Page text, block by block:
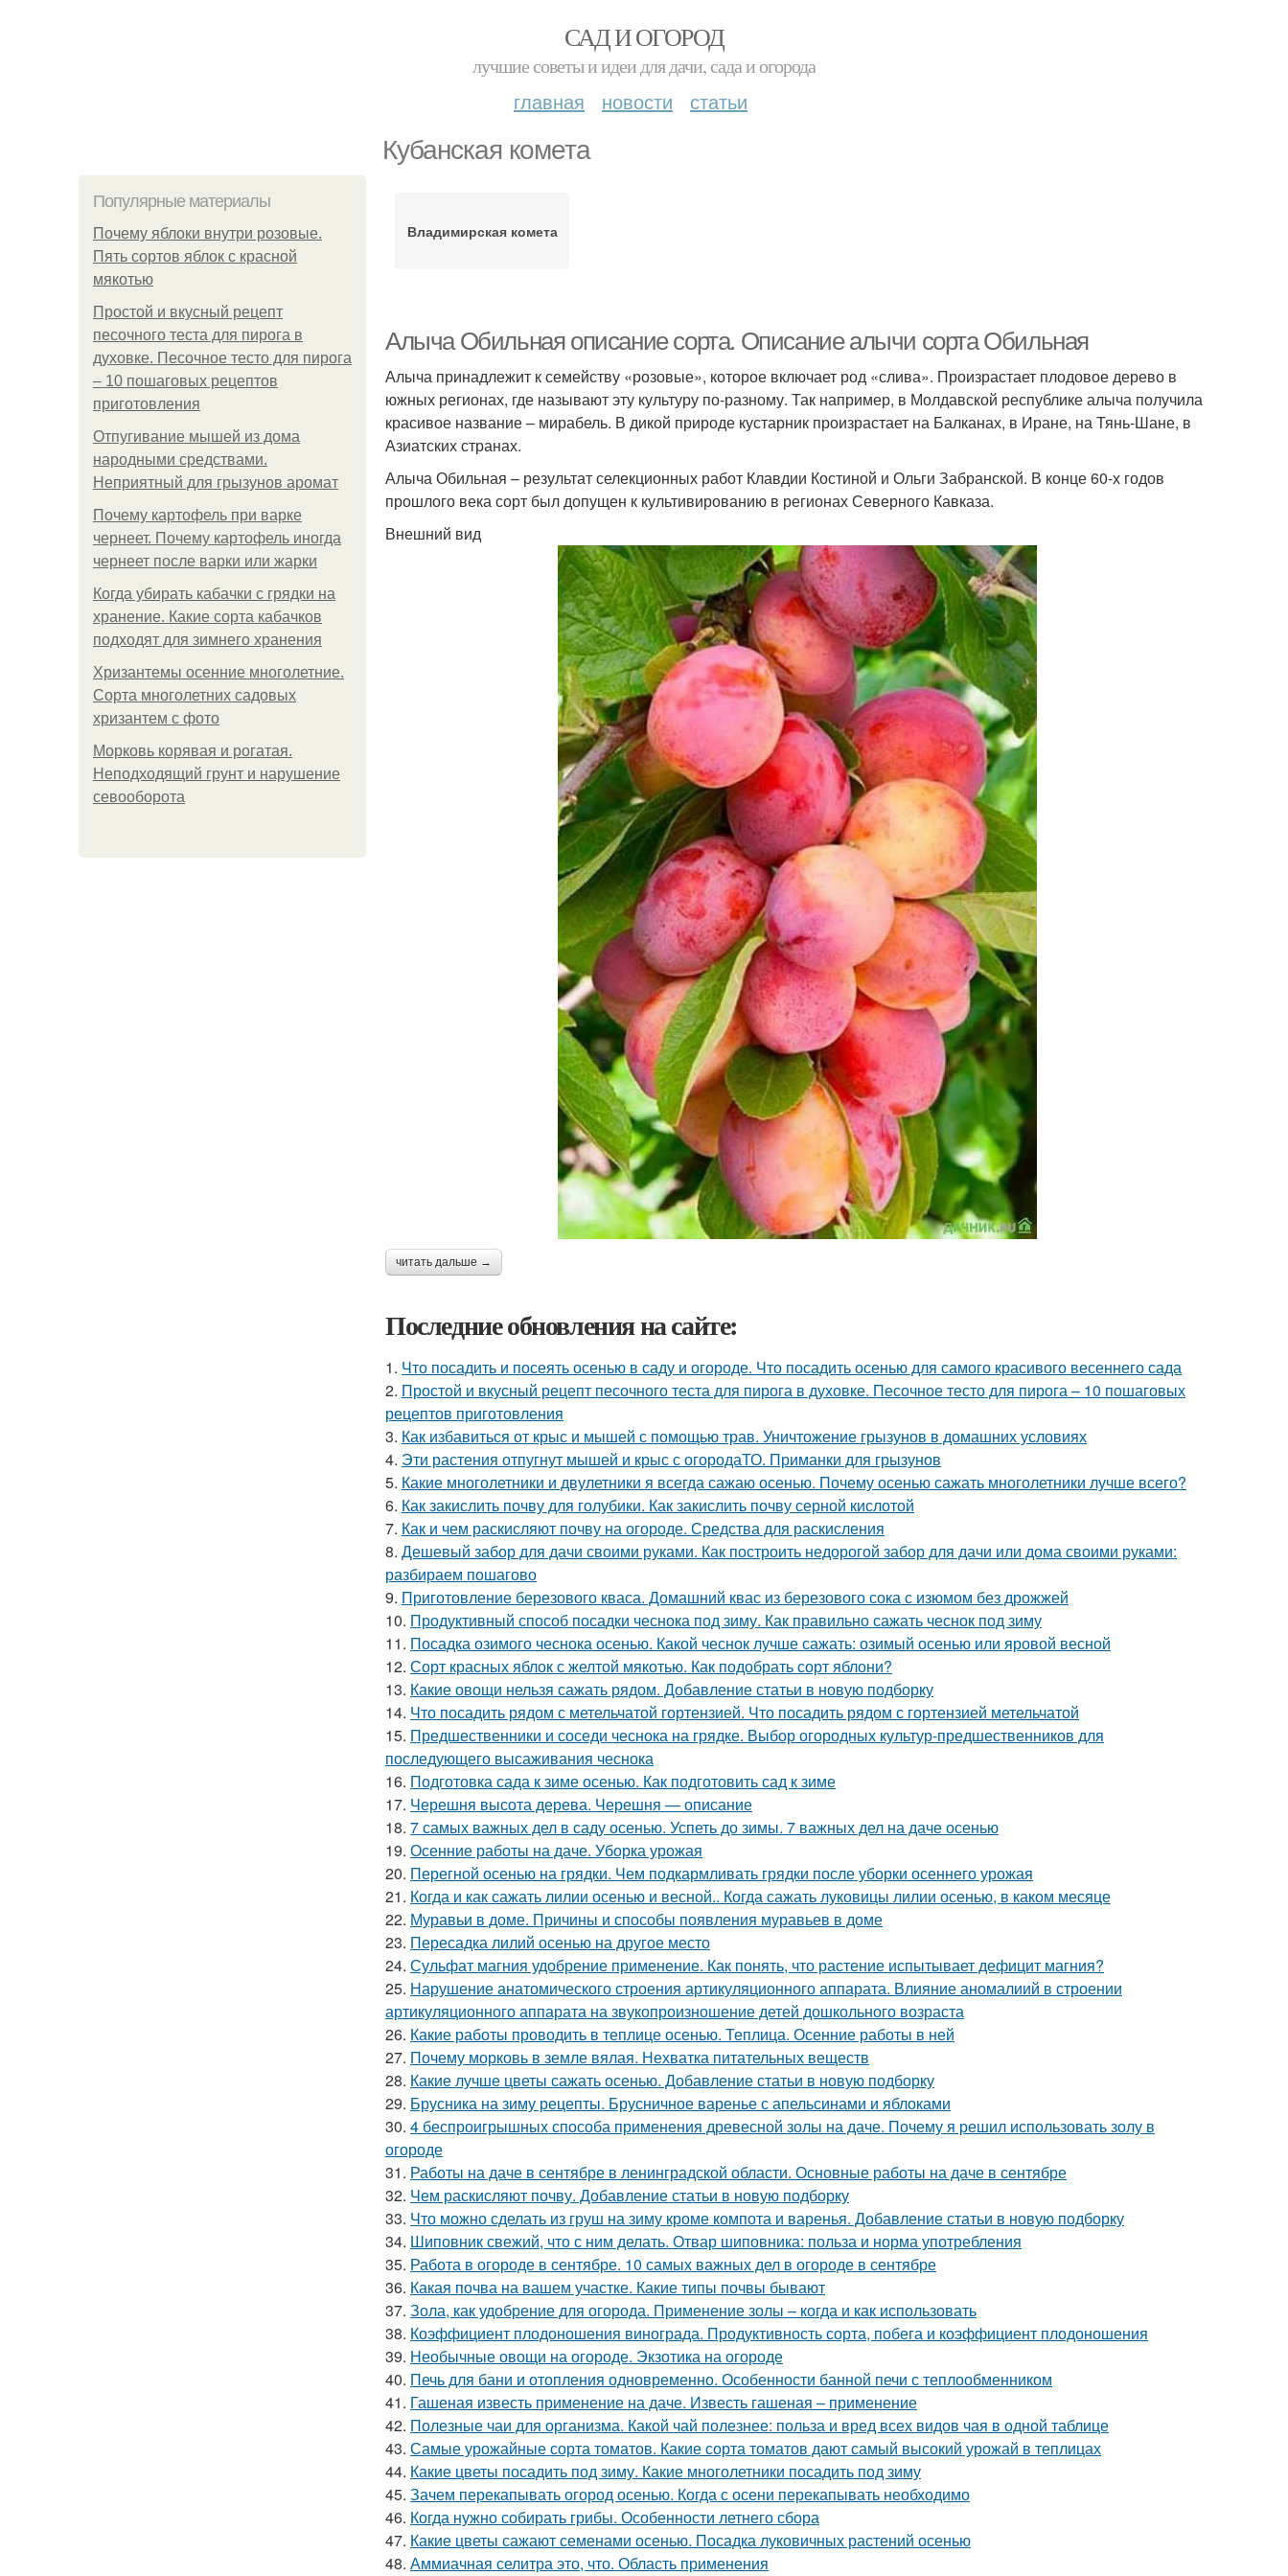
САД И ОГОРОД
лучшие советы и идеи для дачи, сада и огорода
главная новости статьи
Кубанская комета
Популярные материалы
Почему яблоки внутри розовые.
Пять сортов яблок с красной
мякотью
Простой и вкусный рецепт
песочного теста для пирога в
духовке. Песочное тесто для пирога
– 10 пошаговых рецептов
приготовления
Отпугивание мышей из дома
народными средствами.
Неприятный для грызунов аромат
Почему картофель при варке
чернеет. Почему картофель иногда
чернеет после варки или жарки
Когда убирать кабачки с грядки на
хранение. Какие сорта кабачков
подходят для зимнего хранения
Хризантемы осенние многолетние.
Сорта многолетних садовых
хризантем с фото
Морковь корявая и рогатая.
Неподходящий грунт и нарушение
севооборота
Владимирская комета
Алыча Обильная описание сорта. Описание алычи сорта Обильная
Алыча принадлежит к семейству «розовые», которое включает род «слива». Произрастает плодовое дерево в
южных регионах, где называют эту культуру по-разному. Так например, в Молдавской республике алыча получила
красивое название – мирабель. В дикой природе кустарник произрастает на Балканах, в Иране, на Тянь-Шане, в
Азиатских странах.
Алыча Обильная – результат селекционных работ Клавдии Костиной и Ольги Забранской. В конце 60-х годов
прошлого века сорт был допущен к культивированию в регионах Северного Кавказа.
Внешний вид
читать дальше →
Последние обновления на сайте:
1. Что посадить и посеять осенью в саду и огороде. Что посадить осенью для самого красивого весеннего сада
2. Простой и вкусный рецепт песочного теста для пирога в духовке. Песочное тесто для пирога – 10 пошаговых
рецептов приготовления
3. Как избавиться от крыс и мышей с помощью трав. Уничтожение грызунов в домашних условиях
4. Эти растения отпугнут мышей и крыс с огородаТО. Приманки для грызунов
5. Какие многолетники и двулетники я всегда сажаю осенью. Почему осенью сажать многолетники лучше всего?
6. Как закислить почву для голубики. Как закислить почву серной кислотой
7. Как и чем раскисляют почву на огороде. Средства для раскисления
8. Дешевый забор для дачи своими руками. Как построить недорогой забор для дачи или дома своими руками:
разбираем пошагово
9. Приготовление березового кваса. Домашний квас из березового сока с изюмом без дрожжей
10. Продуктивный способ посадки чеснока под зиму. Как правильно сажать чеснок под зиму
11. Посадка озимого чеснока осенью. Какой чеснок лучше сажать: озимый осенью или яровой весной
12. Сорт красных яблок с желтой мякотью. Как подобрать сорт яблони?
13. Какие овощи нельзя сажать рядом. Добавление статьи в новую подборку
14. Что посадить рядом с метельчатой гортензией. Что посадить рядом с гортензией метельчатой
15. Предшественники и соседи чеснока на грядке. Выбор огородных культур-предшественников для
последующего высаживания чеснока
16. Подготовка сада к зиме осенью. Как подготовить сад к зиме
17. Черешня высота дерева. Черешня — описание
18. 7 самых важных дел в саду осенью. Успеть до зимы. 7 важных дел на даче осенью
19. Осенние работы на даче. Уборка урожая
20. Перегной осенью на грядки. Чем подкармливать грядки после уборки осеннего урожая
21. Когда и как сажать лилии осенью и весной.. Когда сажать луковицы лилии осенью, в каком месяце
22. Муравьи в доме. Причины и способы появления муравьев в доме
23. Пересадка лилий осенью на другое место
24. Сульфат магния удобрение применение. Как понять, что растение испытывает дефицит магния?
25. Нарушение анатомического строения артикуляционного аппарата. Влияние аномалиий в строении
артикуляционного аппарата на звукопроизношение детей дошкольного возраста
26. Какие работы проводить в теплице осенью. Теплица. Осенние работы в ней
27. Почему морковь в земле вялая. Нехватка питательных веществ
28. Какие лучше цветы сажать осенью. Добавление статьи в новую подборку
29. Брусника на зиму рецепты. Брусничное варенье с апельсинами и яблоками
30. 4 беспроигрышных способа применения древесной золы на даче. Почему я решил использовать золу в
огороде
31. Работы на даче в сентябре в ленинградской области. Основные работы на даче в сентябре
32. Чем раскисляют почву. Добавление статьи в новую подборку
33. Что можно сделать из груш на зиму кроме компота и варенья. Добавление статьи в новую подборку
34. Шиповник свежий, что с ним делать. Отвар шиповника: польза и норма употребления
35. Работа в огороде в сентябре. 10 самых важных дел в огороде в сентябре
36. Какая почва на вашем участке. Какие типы почвы бывают
37. Зола, как удобрение для огорода. Применение золы – когда и как использовать
38. Коэффициент плодоношения винограда. Продуктивность сорта, побега и коэффициент плодоношения
39. Необычные овощи на огороде. Экзотика на огороде
40. Печь для бани и отопления одновременно. Особенности банной печи с теплообменником
41. Гашеная известь применение на даче. Известь гашеная – применение
42. Полезные чаи для организма. Какой чай полезнее: польза и вред всех видов чая в одной таблице
43. Самые урожайные сорта томатов. Какие сорта томатов дают самый высокий урожай в теплицах
44. Какие цветы посадить под зиму. Какие многолетники посадить под зиму
45. Зачем перекапывать огород осенью. Когда с осени перекапывать необходимо
46. Когда нужно собирать грибы. Особенности летнего сбора
47. Какие цветы сажают семенами осенью. Посадка луковичных растений осенью
48. Аммиачная селитра это, что. Область применения